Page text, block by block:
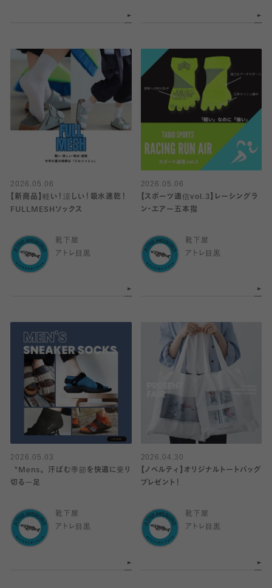
2026.05.06
【新商品】軽い！涼しい！吸水速乾！
FULLMESHソックス
靴下屋
アトレ目黒
2026.05.06
【スポーツ通信vol.3】レーシングラ
ン・エアー五本指
靴下屋
アトレ目黒
2026.05.03
〝Mens〟汗ばむ季節を快適に乗り
切る一足
靴下屋
アトレ目黒
2026.04.30
【ノベルティ】オリジナルトートバッグ
プレゼント！
靴下屋
アトレ目黒